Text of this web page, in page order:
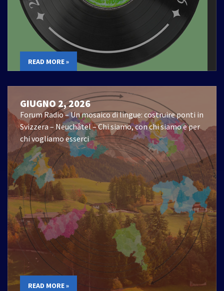
READ MORE »
GIUGNO 2, 2026
Forum Radio – Un mosaico di lingue: costruire ponti in
Svizzera – Neuchâtel – Chi siamo, con chi siamo e per
chi vogliamo esserci
READ MORE »